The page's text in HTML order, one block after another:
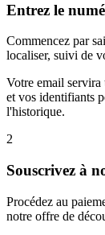
Entrez le
Commencez par
localiser, suivi de
Votre email servira
et vos identifiants
l'historique.
2
Souscrivez à
Procédez au
notre offre de